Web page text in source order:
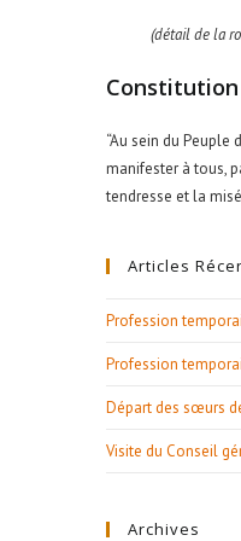
(détail de la
Constitution
“Au sein du
manifester à tous,
tendresse et la
Articles
Profession
Profession
Départ des sœurs
Visite du Conseil
Archives